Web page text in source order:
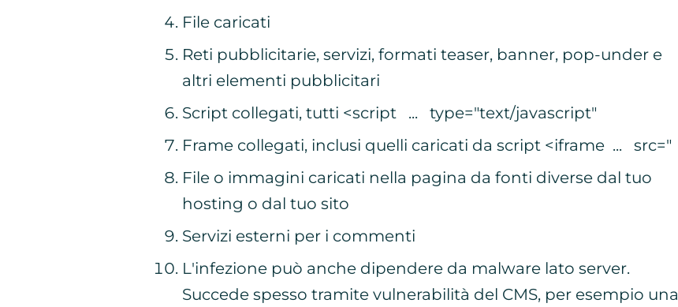
File caricati
Reti pubblicitarie, servizi, formati teaser, banner, pop-under e
altri elementi pubblicitari
Script collegati, tutti <script ... type="text/javascript"
Frame collegati, inclusi quelli caricati da script <iframe ... src="
File o immagini caricati nella pagina da fonti diverse dal tuo
hosting o dal tuo sito
Servizi esterni per i commenti
L'infezione può anche dipendere da malware lato server.
Succede spesso tramite vulnerabilità del CMS, per esempio una